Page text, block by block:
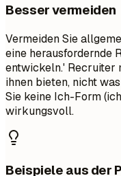
Besser vermeiden
Vermeiden Sie
eine herausfordernde
entwickeln.' Recruiter
ihnen bieten, nicht
Sie keine Ich-Form
wirkungsvoll.
Beispiele aus der